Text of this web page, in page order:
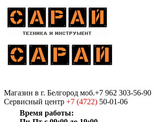
Магазин в г. Белгород моб.+7 962 303-56-90
Сервисный центр +7 (4722) 50-01-06
Время работы: